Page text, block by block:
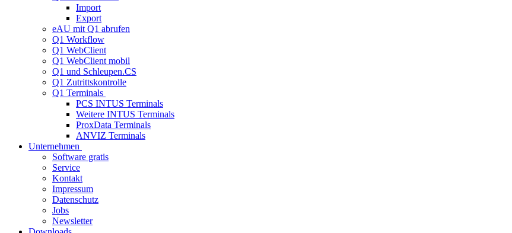
Import
Export
eAU mit Q1 abrufen
Q1 Workflow
Q1 WebClient
Q1 WebClient mobil
Q1 und Schleupen.CS
Q1 Zutrittskontrolle
Q1 Terminals
PCS INTUS Terminals
Weitere INTUS Terminals
ProxData Terminals
ANVIZ Terminals
Unternehmen
Software gratis
Service
Kontakt
Impressum
Datenschutz
Jobs
Newsletter